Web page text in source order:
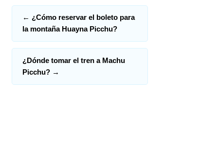
← ¿Cómo reservar el boleto para
la montaña Huayna Picchu?
¿Dónde tomar el tren a Machu
Picchu? →